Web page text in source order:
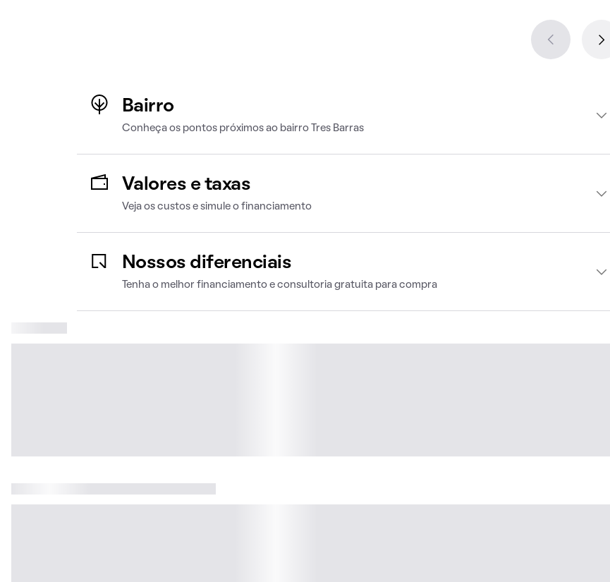
Bairro
Conheça os pontos próximos ao bairro Tres Barras
Valores e taxas
Veja os custos e simule o financiamento
Nossos diferenciais
Tenha o melhor financiamento e consultoria gratuita para compra